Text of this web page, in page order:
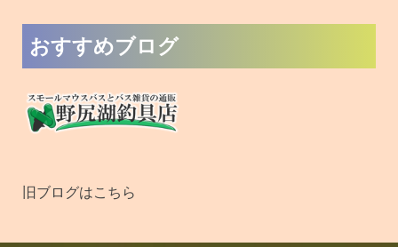
おすすめブログ
旧ブログはこちら